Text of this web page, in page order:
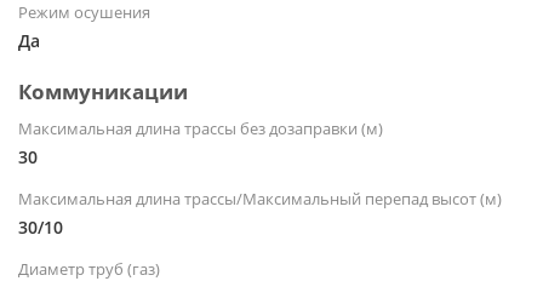
Режим осушения
Да
Коммуникации
Максимальная длина трассы без дозаправки (м)
30
Максимальная длина трассы/Максимальный перепад высот (м)
30/10
Диаметр труб (газ)